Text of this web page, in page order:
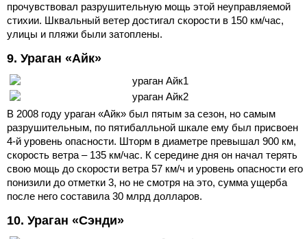
прочувствовал разрушительную мощь этой неуправляемой
стихии. Шквальный ветер достигал скорости в 150 км/час,
улицы и пляжи были затоплены.
9. Ураган «Айк»
В 2008 году ураган «Айк» был пятым за сезон, но самым
разрушительным, по пятибалльной шкале ему был присвоен
4-й уровень опасности. Шторм в диаметре превышал 900 км,
скорость ветра – 135 км/час. К середине дня он начал терять
свою мощь до скорости ветра 57 км/ч и уровень опасности его
понизили до отметки 3, но не смотря на это, сумма ущерба
после него составила 30 млрд долларов.
10. Ураган «Сэнди»